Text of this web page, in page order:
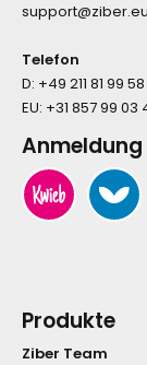
support@ziber.eu
Telefon
D: +49 211 81 99
EU: +31 857 99 03
Anmeldung
Produkte
Ziber Team